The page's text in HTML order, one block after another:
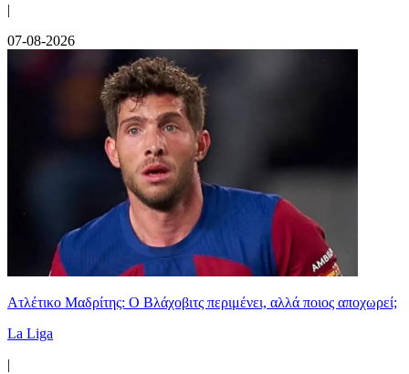
|
07-08-2026
Ατλέτικο Μαδρίτης: Ο Βλάχοβιτς περιμένει, αλλά ποιος αποχωρεί;
La Liga
|